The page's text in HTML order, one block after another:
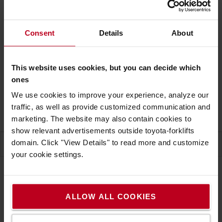
Consent Details About
This website uses cookies, but you can decide which
ones
We use cookies to improve your experience, analyze our
traffic, as well as provide customized communication and
marketing. The website may also contain cookies to
show relevant advertisements outside toyota-forklifts
domain. Click "View Details" to read more and customize
your cookie settings.
ALLOW ALL COOKIES
1 790 000 Ft
Felújított és szállításra kész (+50 000 Ft/targonca)
Állapot:Felújított és szállításra kész
Termékgarancia:Basic
Új targoncát szeretne?
KOSÁRHOZ ADÁS
KAPCSOLATFELVÉTEL
SPECIFIKÁCIÓ
Specifikáció
Gyári szám 6694273